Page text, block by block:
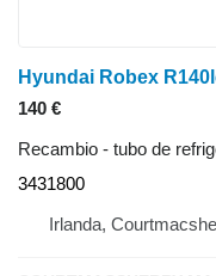
140 €
Recambio - tubo de
3431800
Irlanda,